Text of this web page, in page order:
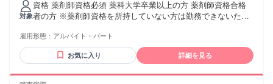
対象
資格 薬剤師資格必須 薬科大学卒業以上の方 薬剤師資格合格
者の方 ※薬剤師資格を所持していない方は勤務できないため
雇用形態： アルバイト・パート
お気に入り 詳細を見る